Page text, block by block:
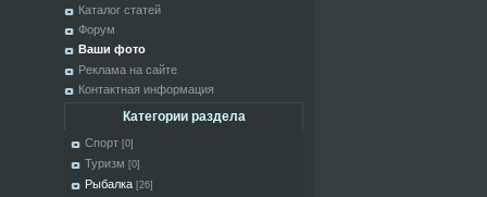
Каталог статей
Форум
Ваши фото
Реклама на сайте
Контактная информация
Категории раздела
Спорт [0]
Туризм [0]
Рыбалка [26]